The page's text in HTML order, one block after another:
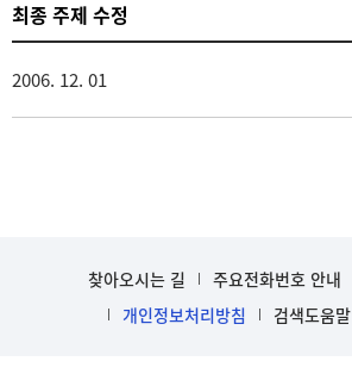
최종 주제 수정
2006. 12. 01
찾아오시는 길 주요전화번호 안내
개인정보처리방침
검색도움말